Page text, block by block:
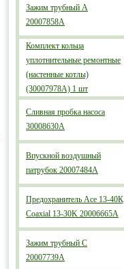
Зажим трубный А
20007858А
Комплект кольца
уплотнительные ремонтные
(настенные котлы)
(30007978А) 1 шт
Сливная пробка насоса
30008630А
Впускной воздушный
патрубок 20007484А
Предохранитель Асе 13-
Coaxial 13-30K 20006665А
Зажим трубный С
20007739А